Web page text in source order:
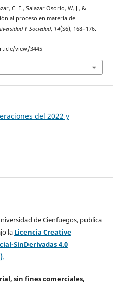
C. F., Salazar Osorio, W. J., &
al proceso en materia de
Y Sociedad, 14(S6), 168–176.
view/3445
del 2022 y
de Cienfuegos, publica
la Licencia Creative
SinDerivadas 4.0
.
sin fines comerciales,